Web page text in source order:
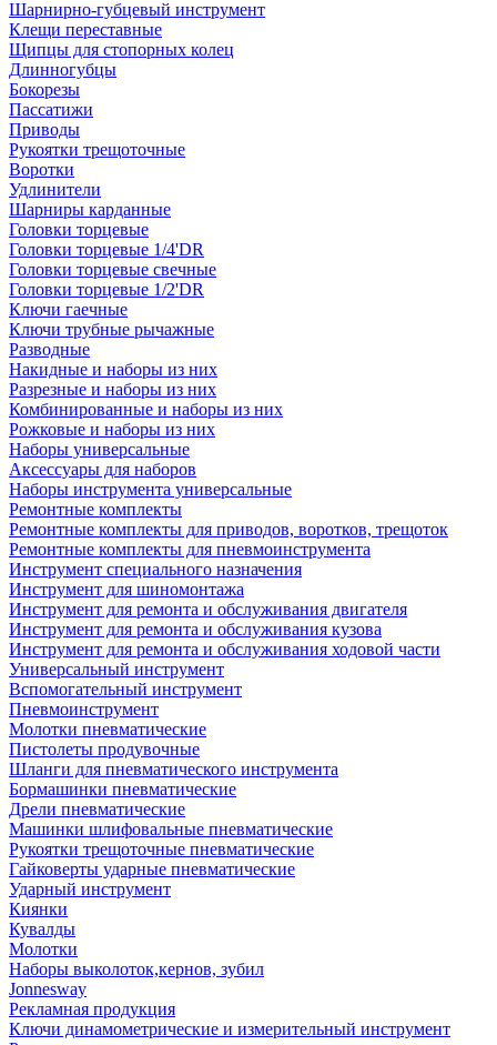
Шарнирно-губцевый инструмент
Клещи переставные
Щипцы для стопорных колец
Длинногубцы
Бокорезы
Пассатижи
Приводы
Рукоятки трещоточные
Воротки
Удлинители
Шарниры карданные
Головки торцевые
Головки торцевые 1/4'DR
Головки торцевые свечные
Головки торцевые 1/2'DR
Ключи гаечные
Ключи трубные рычажные
Разводные
Накидные и наборы из них
Разрезные и наборы из них
Комбинированные и наборы из них
Рожковые и наборы из них
Наборы универсальные
Аксессуары для наборов
Наборы инструмента универсальные
Ремонтные комплекты
Ремонтные комплекты для приводов, воротков, трещоток
Ремонтные комплекты для пневмоинструмента
Инструмент специального назначения
Инструмент для шиномонтажа
Инструмент для ремонта и обслуживания двигателя
Инструмент для ремонта и обслуживания кузова
Инструмент для ремонта и обслуживания ходовой части
Универсальный инструмент
Вспомогательный инструмент
Пневмоинструмент
Молотки пневматические
Пистолеты продувочные
Шланги для пневматического инструмента
Бормашинки пневматические
Дрели пневматические
Машинки шлифовальные пневматические
Рукоятки трещоточные пневматические
Гайковерты ударные пневматические
Ударный инструмент
Киянки
Кувалды
Молотки
Наборы выколоток,кернов, зубил
Jonnesway
Рекламная продукция
Ключи динамометрические и измерительный инструмент